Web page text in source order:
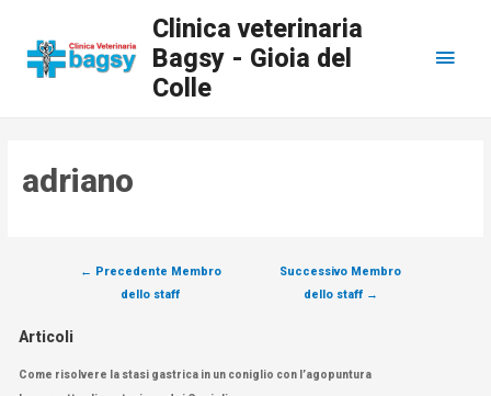
Clinica veterinaria
Bagsy - Gioia del
Colle
adriano
← Precedente Membro
dello staff
Successivo Membro
dello staff →
Articoli
Come risolvere la stasi gastrica in un coniglio con l’agopuntura